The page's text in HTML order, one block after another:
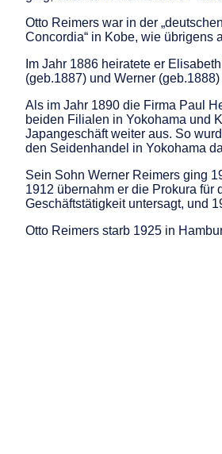
Otto Reimers war in der
Concordia“ in Kobe, wie übrigens
Im Jahr 1886 heiratete er
(geb.1887) und Werner
Als im Jahr 1890 die Firma Paul
beiden Filialen in Yokohama und
Japangeschäft weiter aus. So
den Seidenhandel in Yokohama
Sein Sohn Werner Reimers ging
1912 übernahm er die Prokura für
Geschäftstätigkeit untersagt, und
Otto Reimers starb 1925 in